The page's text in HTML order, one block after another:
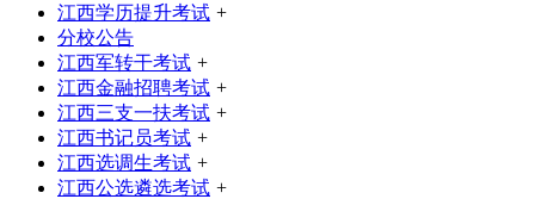
江西学历提升考试 +
分校公告
江西军转干考试 +
江西金融招聘考试 +
江西三支一扶考试 +
江西书记员考试 +
江西选调生考试 +
江西公选遴选考试 +